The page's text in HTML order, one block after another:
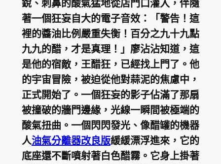
銳、刺鼻的酸氣猛地從店門口灌入，伴隨
著一個狂妄自大的電子音效：「警告！這
裡的醬油比例嚴重失衡！百分之九十九點
九九的醋，才是真理！」廖沾沾知道，這
是他的宿敵，王醋狂，已經找上門了。他
的宇宙冒險，被迫從他對蒜泥的焦慮中，
正式開始了。一個狂妄的影子佔滿了那扇
被撞破的牆門邊緣，光線一瞬間被極端的
酸氣扭曲。一個閃閃發光、像醋罐的機器
人油氣分離器改良版緩緩漂浮進來，它的
底座還不斷噴射著白色醋霧。它身上掛著